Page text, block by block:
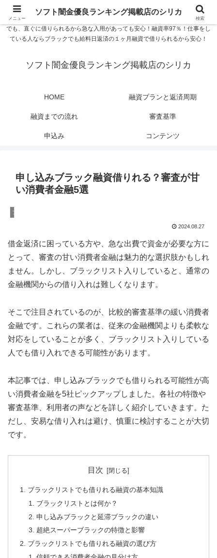
ソフト闇金優良ランキング 中小消費者金融在籍確認なし シリカなら24時間
365日 在籍確認なしで借りれるブラック即日振込融資です。土日や祝日、夜間
でも、直ぐに借りられるから急な入用があっても安心！融資率97％！仕事をし
ている人ならブラックでも給料日返済の１ヶ月融資で借りられるから安心！
ソフト闇金優良ランキング掲載店のシリカ
HOME 融資プランと返済周期
融資までの流れ 審査基準
申込み コンテンツ
申し込みブラック融資借りれる？審査が甘
い消費者金融5選
ブラック融資
2024.08.27
借金返済に困っている方や、急な出費で資金が必要な方に
とって、審査の甘い消費者金融は魅力的な選択肢かもしれ
ません。しかし、ブラックリスト入りしていると、通常の
金融機関からの借り入れは難しくなります。
そこで注目されているのが、比較的審査基準の緩い消費者
金融です。これらの業者は、従来の金融機関よりも柔軟な
対応をしていることが多く、ブラックリスト入りしている
人でも借り入れできる可能性があります。
本記事では、申し込みブラックでも借りられる可能性が高
い消費者金融を5社ピックアップしました。各社の特徴や
審査基準、利用者の声などを詳しく紹介していきます。た
だし、安易な借り入れは避け、慎重に検討することが大切
です。
目次
ブラックリストでも借りれる融資の基本知識
ブラックリストとは何か？
申し込みブラックと延滞ブラックの違い
超絶スーパーブラックの特徴と影響
ブラックリストでも借りれる融資の選び方
メニュー
ソフト闇金優良ランキング掲載店のシリカ
検索